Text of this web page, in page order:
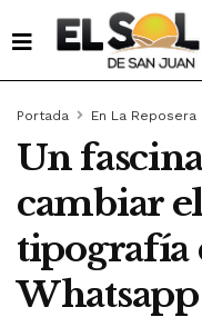
Portada En La Reposera
Un
cambiar
tipografía
Whatsapp